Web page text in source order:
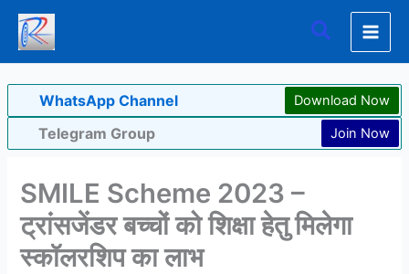
Skip
content
Search
WhatsApp Channel Download Now
Telegram Group Join Now
SMILE Scheme 2023 –
ट्रांसजेंडर बच्चों को शिक्षा हेतु मिलेगा
स्कॉलरशिप का लाभ